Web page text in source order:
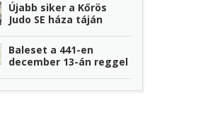
Újabb siker a Kőrös
Judo SE háza táján
Baleset a 441-en
december 13-án reggel